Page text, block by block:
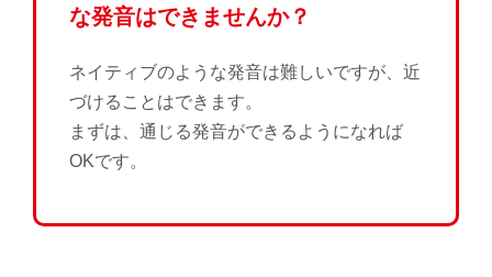
な発音はできませんか？
ネイティブのような発音は難しいですが、近
づけることはできます。
まずは、通じる発音ができるようになれば
OKです。